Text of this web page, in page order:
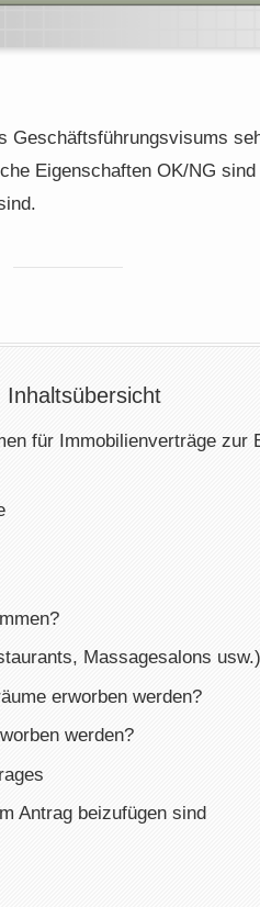
Geschäftsführungsvisums
Eigenschaften OK/NG
Inhaltsübersicht
für Immobilienverträge zur
Massagesalons usw.)
erworben werden?
werden?
Antrag beizufügen sind